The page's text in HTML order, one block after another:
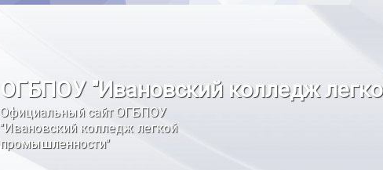
ОГБПОУ "Ивановский колледж
Официальный сайт ОГБПОУ
"Ивановский колледж легкой
промышленности"